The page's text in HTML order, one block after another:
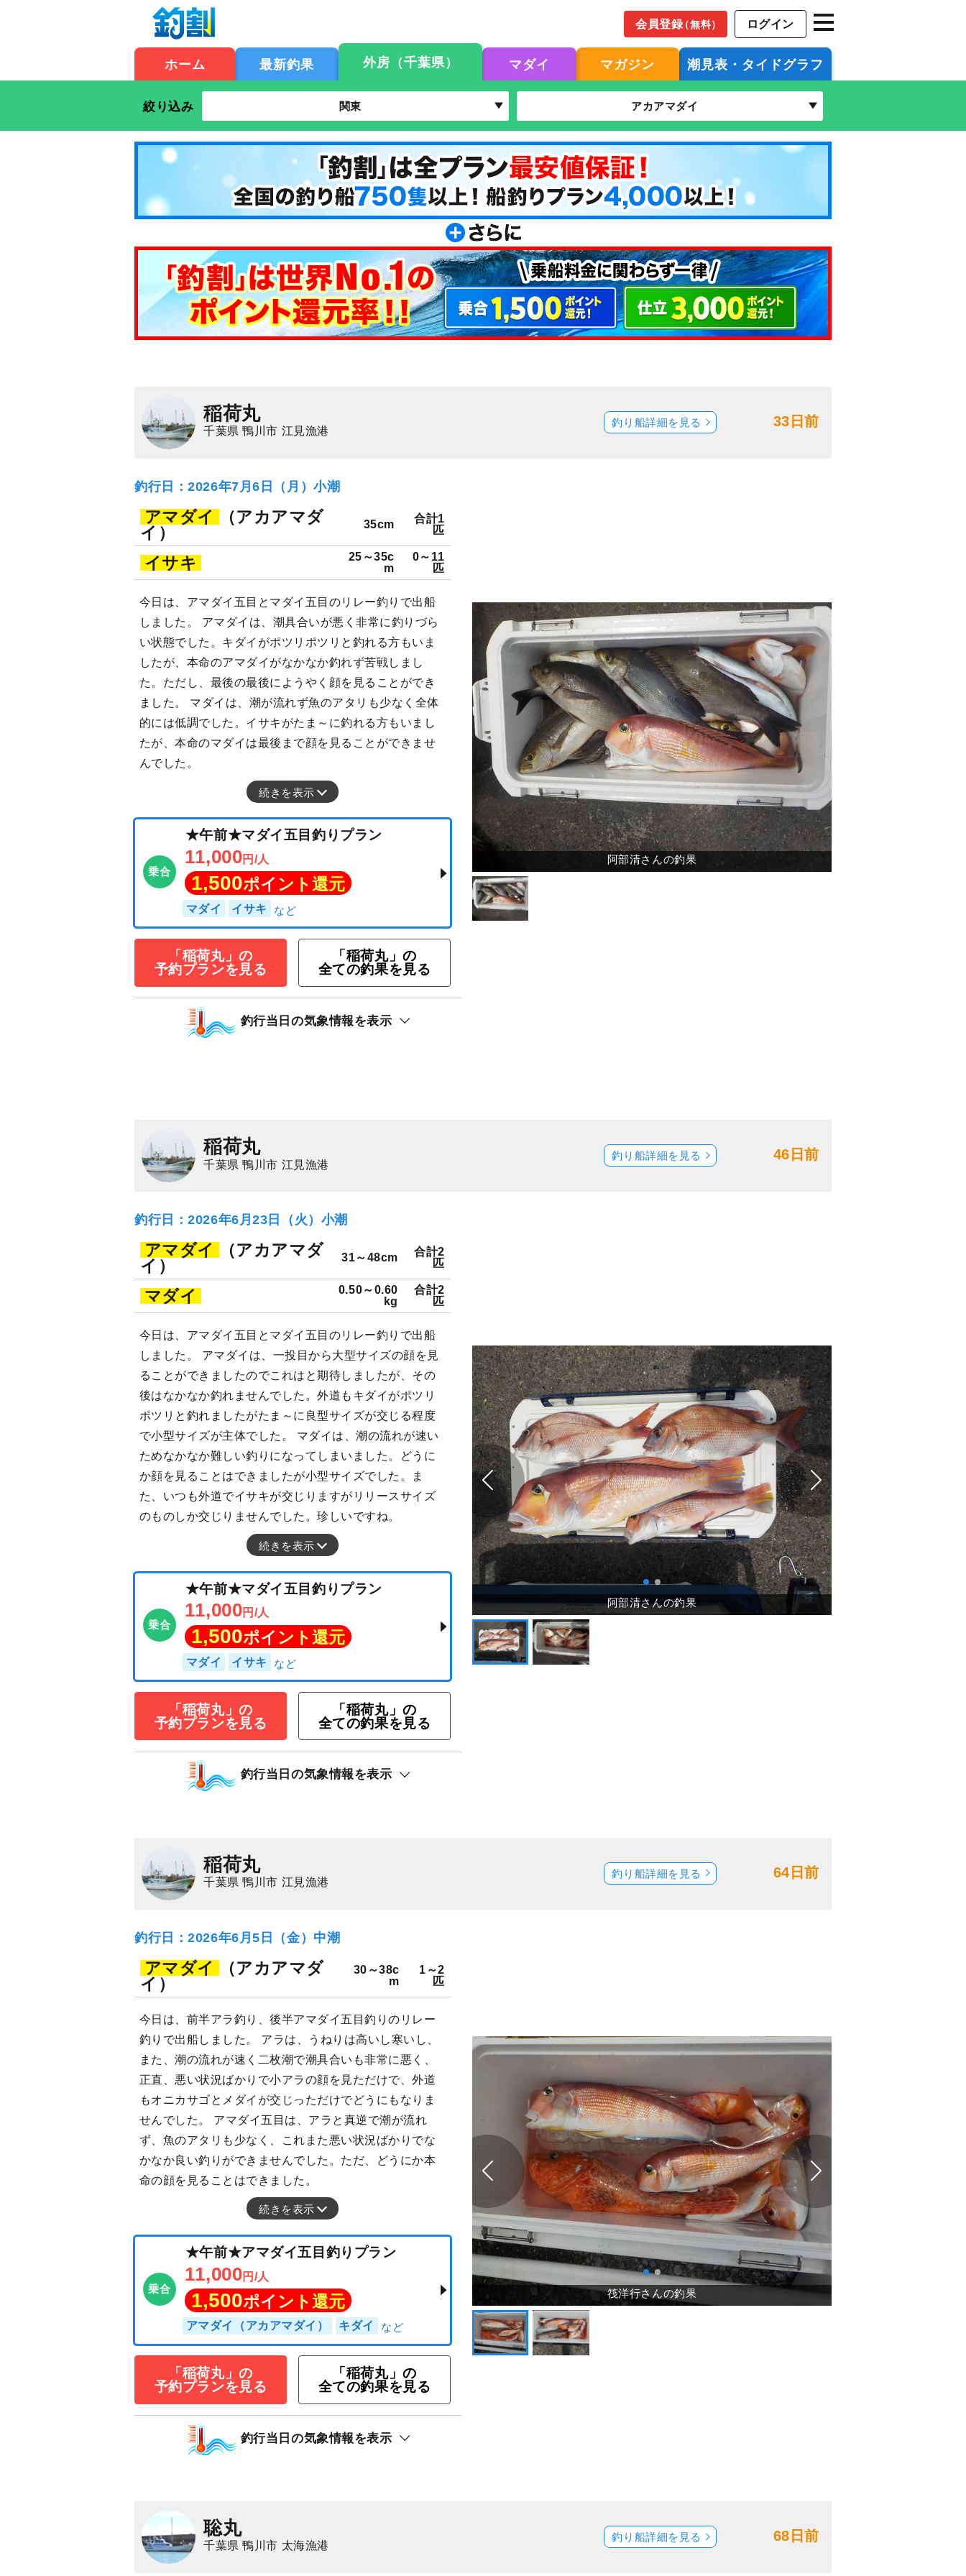
会員登録（無料） ログイン
ホーム 最新釣果 外房（千葉県） マダイ マガジン 潮見表・タイドグラフ
絞り込み 関東 アカアマダイ
稲荷丸
千葉県 鴨川市 江見漁港
33日前
釣り船詳細を見る
釣行日：2026年7月6日（月）小潮
アマダイ
（アカアマダ
イ）
35cm
合計1
匹
イサキ
25～35c
m
0～11
匹
今日は、アマダイ五目とマダイ五目のリレー釣りで出船
しました。 アマダイは、潮具合いが悪く非常に釣りづら
い状態でした。キダイがポツリポツリと釣れる方もいま
したが、本命のアマダイがなかなか釣れず苦戦しまし
た。ただし、最後の最後にようやく顔を見ることができ
ました。 マダイは、潮が流れず魚のアタリも少なく全体
的には低調でした。イサキがたま～に釣れる方もいまし
たが、本命のマダイは最後まで顔を見ることができませ
んでした。
続きを表示
乗合
★午前★マダイ五目釣りプラン
11,000
1,500 ポイント還元
マダイ イサキ
「稲荷丸」の
予約プランを見る
「稲荷丸」の
全ての釣果を見る
釣行当日の気象情報を表示
稲荷丸
千葉県 鴨川市 江見漁港
46日前
釣り船詳細を見る
釣行日：2026年6月23日（火）小潮
アマダイ
（アカアマダ
イ）
31～48cm
合計2
匹
マダイ
0.50～0.60
kg
合計2
匹
今日は、アマダイ五目とマダイ五目のリレー釣りで出船
しました。 アマダイは、一投目から大型サイズの顔を見
ることができましたのでこれはと期待しましたが、その
後はなかなか釣れませんでした。外道もキダイがポツリ
ポツリと釣れましたがたま～に良型サイズが交じる程度
で小型サイズが主体でした。 マダイは、潮の流れが速い
ためなかなか難しい釣りになってしまいました。どうに
か顔を見ることはできましたが小型サイズでした。ま
た、いつも外道でイサキが交じりますがリリースサイズ
のものしか交じりませんでした。珍しいですね。
続きを表示
★午前★マダイ五目釣りプラン
11,000円/人
1,500ポイント還元
「稲荷丸」の
予約プランを見る
「稲荷丸」の
全ての釣果を見る
釣行当日の気象情報を表示
稲荷丸
千葉県 鴨川市 江見漁港
64日前
釣り船詳細を見る
釣行日：2026年6月5日（金）中潮
アマダイ
（アカアマダ
イ）
30～38c
m
1～2
匹
今日は、前半アラ釣り、後半アマダイ五目釣りのリレー
釣りで出船しました。 アラは、うねりは高いし寒いし、
また、潮の流れが速く二枚潮で潮具合いも非常に悪く、
正直、悪い状況ばかりで小アラの顔を見ただけで、外道
もオニカサゴとメダイが交じっただけでどうにもなりま
せんでした。 アマダイ五目は、アラと真逆で潮が流れ
ず、魚のアタリも少なく、これまた悪い状況ばかりでな
かなか良い釣りができませんでした。ただ、どうにか本
命の顔を見ることはできました。
続きを表示
★午前★アマダイ五目釣りプラン
アマダイ（アカアマダイ）
「稲荷丸」の
予約プランを見る
「稲荷丸」の
全ての釣果を見る
釣行当日の気象情報を表示
聡丸
千葉県 鴨川市 太海漁港
68日前
釣り船詳細を見る